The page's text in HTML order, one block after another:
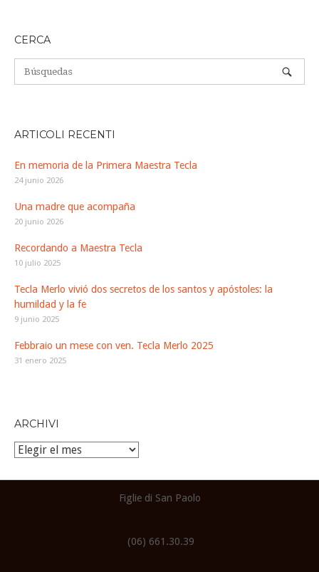
CERCA
ARTICOLI RECENTI
En memoria de la Primera Maestra Tecla
24 junio 2026
Una madre que acompaña
20 junio 2026
Recordando a Maestra Tecla
10 julio 2025
Tecla Merlo vivió dos secretos de los santos y apóstoles: la
humildad y la fe
9 junio 2025
Febbraio un mese con ven. Tecla Merlo 2025
31 enero 2025
ARCHIVI
Archivi
Figlie di San Paolo
(06) 661.30.39